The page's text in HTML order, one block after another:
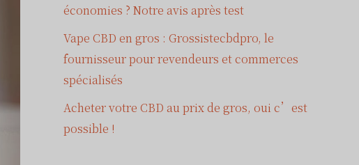
économies ? Notre avis après test
Vape CBD en gros : Grossistecbdpro, le
fournisseur pour revendeurs et commerces
spécialisés
Acheter votre CBD au prix de gros, oui c’est
possible !